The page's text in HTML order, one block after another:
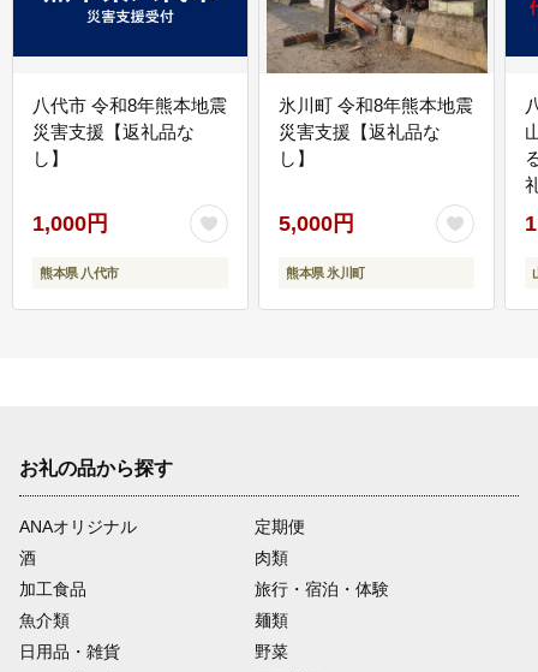
八代市 令和8年熊本地震
災害支援【返礼品な
し】
1,000円
熊本県 八代市
氷川町 令和8年熊本地震
災害支援【返礼品な
し】
5,000円
熊本県 氷川町
お礼の品から探す
ANAオリジナル
定期便
酒
肉類
加工食品
旅行・宿泊・体験
魚介類
麺類
日用品・雑貨
野菜